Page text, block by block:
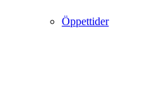
Öppettider